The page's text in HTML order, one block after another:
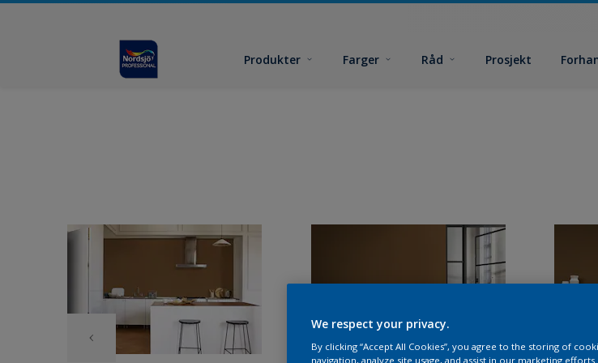
Produkter Farger Råd Prosjekt
We respect your privacy.
By clicking “Accept All Cookies”, you agree to the storing of
navigation, analyze site usage, and assist in our marketing efforts.